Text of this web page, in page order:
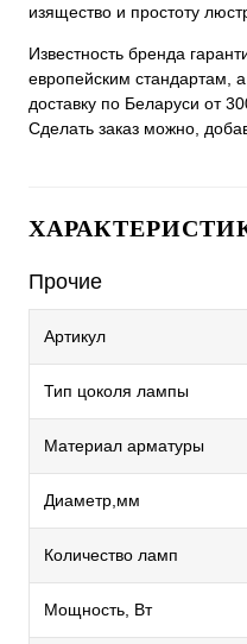
изящество и простоту
Известность бренда
европейским стандартам,
доставку по Беларуси от
Сделать заказ можно,
Прочие
Артикул
Тип цоколя лампы
Материал арматуры
Диаметр,мм
Количество ламп
Мощность, Вт